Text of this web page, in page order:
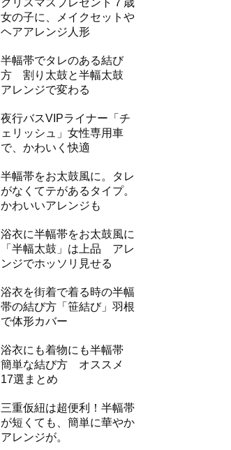
クリスマスプレゼント７歳
女の子に、メイクセットや
ヘアアレンジ人形
半幅帯でタレのある結び
方 割り太鼓と半幅太鼓
アレンジで変わる
夜行バスVIPライナー「チ
ェリッシュ」女性専用車
で、かわいく快適
半幅帯をお太鼓風に。タレ
がなくてテがあるタイプ。
かわいいアレンジも
浴衣に半幅帯をお太鼓風に
「半幅太鼓」は上品 アレ
ンジでホッソリ見せる
浴衣を街着で着る時の半幅
帯の結び方「笹結び」羽根
で体形カバー
浴衣にも着物にも半幅帯
簡単な結び方 オススメ
17選まとめ
三重仮紐は超便利！半幅帯
が短くても、簡単に華やか
アレンジが。